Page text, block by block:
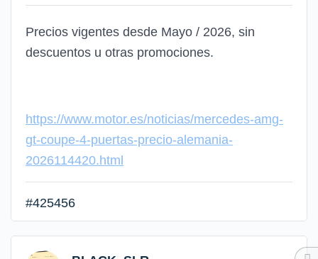
Precios vigentes desde Mayo / 2026, sin
descuentos u otras promociones.
https://www.motor.es/noticias/mercedes-amg-
gt-coupe-4-puertas-precio-alemania-
2026114420.html
#425456